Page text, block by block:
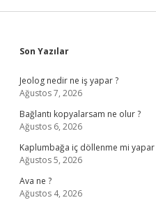
Sidebar
Son Yazılar
Jeolog nedir ne iş yapar ?
Ağustos 7, 2026
Bağlantı kopyalarsam ne olur ?
Ağustos 6, 2026
Kaplumbağa iç döllenme mi yapar
Ağustos 5, 2026
Ava ne ?
Ağustos 4, 2026